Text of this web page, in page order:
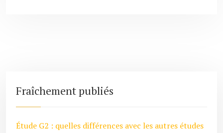
Fraîchement publiés
Étude G2 : quelles différences avec les autres études